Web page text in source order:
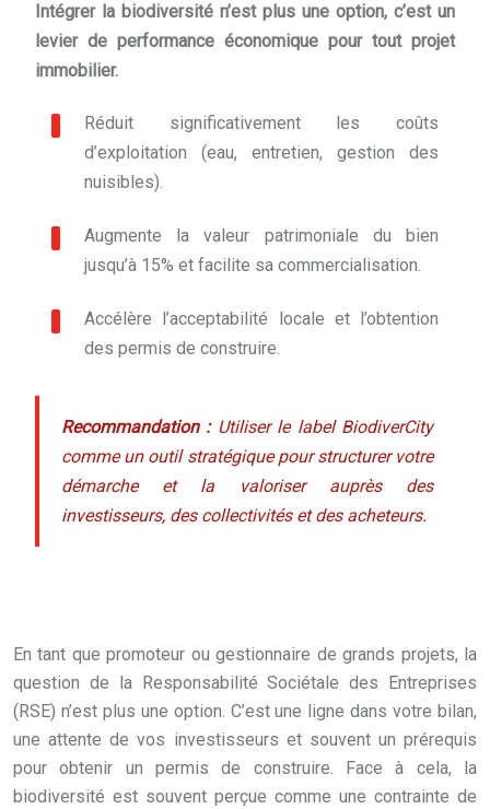
Intégrer la biodiversité n’est plus une option, c’est un
levier de performance économique pour tout projet
immobilier.
Réduit significativement les coûts
d’exploitation (eau, entretien, gestion des
nuisibles).
Augmente la valeur patrimoniale du bien
jusqu’à 15% et facilite sa commercialisation.
Accélère l’acceptabilité locale et l’obtention
des permis de construire.
Recommandation :Utiliser le label BiodiverCity
comme un outil stratégique pour structurer votre
démarche et la valoriser auprès des
investisseurs, des collectivités et des acheteurs.
En tant que promoteur ou gestionnaire de grands projets, la
question de la Responsabilité Sociétale des Entreprises
(RSE) n’est plus une option. C’est une ligne dans votre bilan,
une attente de vos investisseurs et souvent un prérequis
pour obtenir un permis de construire. Face à cela, la
biodiversité est souvent perçue comme une contrainte de